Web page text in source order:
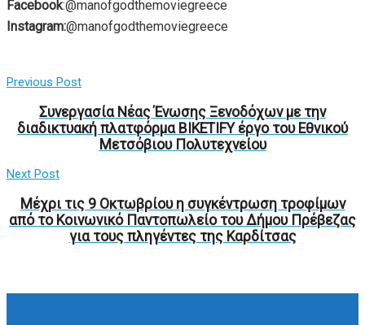
Facebook:@manofgodthemoviegreece
Instagram:@manofgodthemoviegreece
Previous Post
Συνεργασία Νέας Ένωσης Ξενοδόχων με την
διαδικτυακή πλατφόρμα BIKETIFY έργο του Εθνικού
Μετσόβιου Πολυτεχνείου
Next Post
Μέχρι τις 9 Οκτωβρίου η συγκέντρωση τροφίμων
από το Κοινωνικό Παντοπωλείο του Δήμου Πρέβεζας
για τους πληγέντες της Καρδίτσας